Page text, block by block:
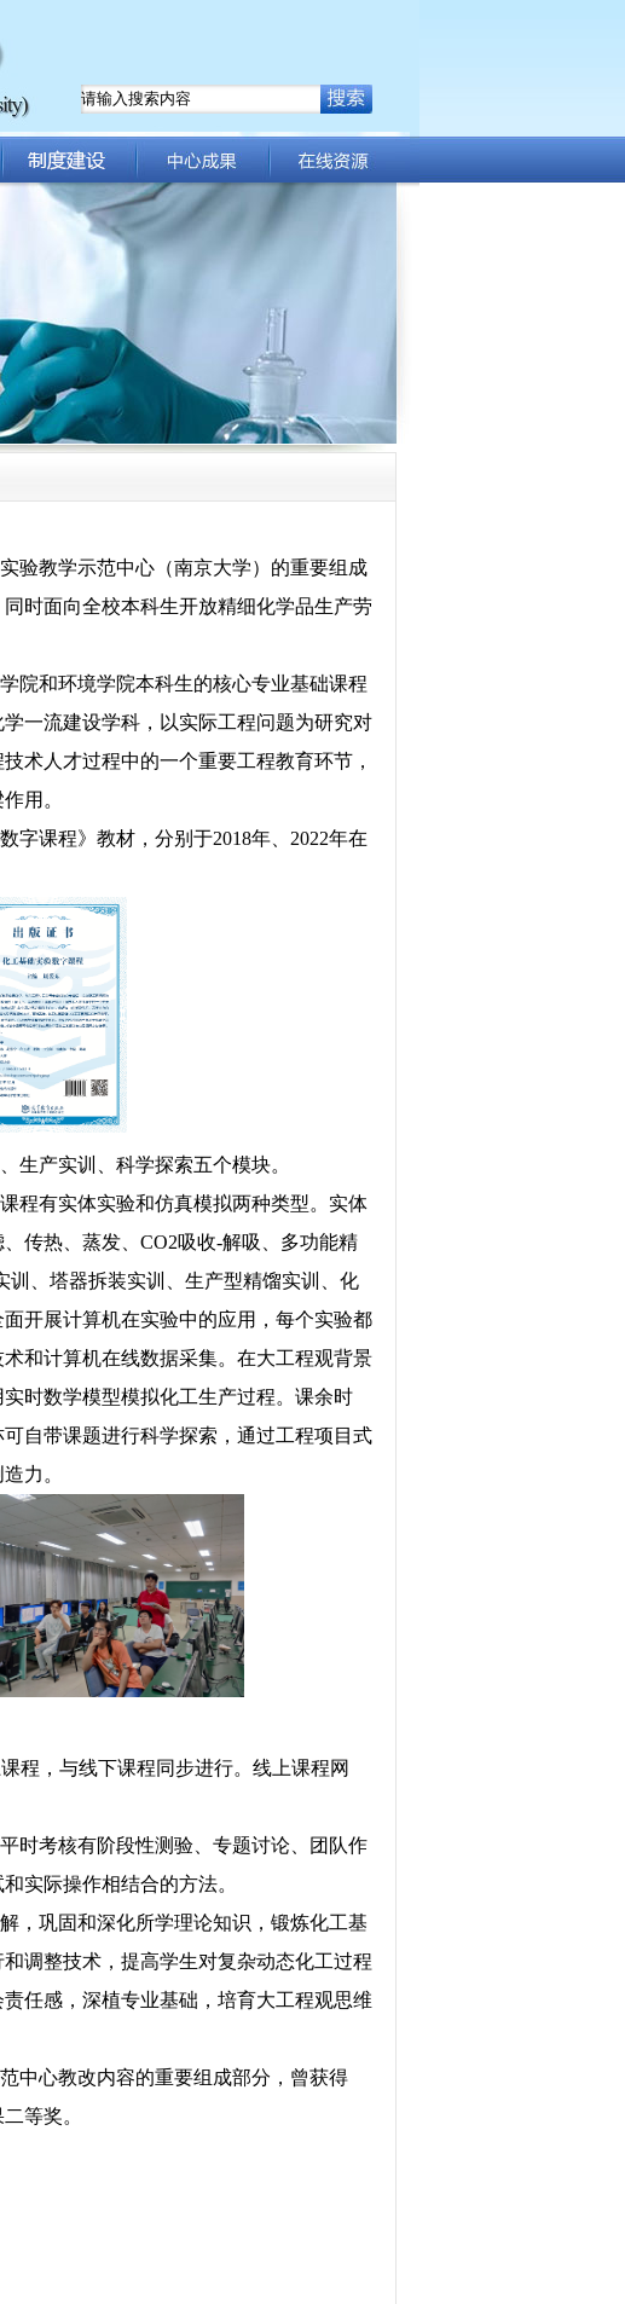
验教学示范中心（南京大学）的重要组成
时面向全校本科生开放精细化学品生产劳
院和环境学院本科生的核心专业基础课程
一流建设学科，以实际工程问题为研究对
术人才过程中的一个重要工程教育环节，
用。
字课程》教材，分别于2018年 、2022年在
生产实训、科学探索五个模块。
程有实体实验和仿真模拟两种类型。实体
传热、蒸发、CO2吸收-解吸、多功能精
、塔器拆装实训、生产型精馏实训、化
开展计算机在实验中的应用，每个实验都
和计算机在线数据采集。在大工程观背景
时数学模型模拟化工生产过程。课余时
自带课题进行科学探索，通过工程项目式
力。
程，与线下课程同步进行。线上课程网
时考核有阶段性测验、专题讨论、团队作
实际操作相结合的方法。
，巩固和深化所学理论知识，锻炼化工基
调整技术，提高学生对复杂动态化工过程
任感，深植专业基础，培育大工程观思维
中心教改内容的重要组成部分，曾获得
等奖。